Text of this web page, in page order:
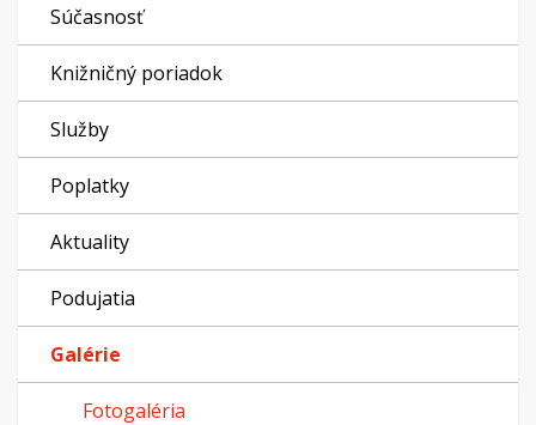
Súčasnosť
Knižničný poriadok
Služby
Poplatky
Aktuality
Podujatia
Galérie
Fotogaléria